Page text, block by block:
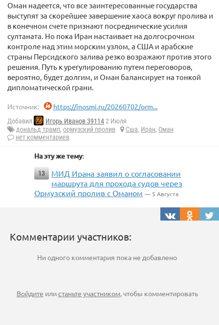
Оман надеется, что все заинтересованные государства
выступят за скорейшее завершение хаоса вокруг пролива и
в конечном счете признают посреднические усилия
султаната. Но пока Иран настаивает на долгосрочном
контроле над этим морским узлом, а США и арабские
страны Персидского залива резко возражают против этого
решения. Путь к урегулированию путем переговоров,
вероятно, будет долгим, и Оман балансирует на тонкой
дипломатической грани.
Источник: https://inosmi.ru/20260702/orm...
Добавил Игорь Иванов 391142 Июля
дональд трамп, ормузский пролив Сша, Иран, Оман
нет комментариев
На эту же тему:
13
МИД Ирана заявил о согласовании
маршрута для прохода судов через
Ормузский пролив с Оманом — 5 Августа
Комментарии участников:
Ни одного комментария пока не добавлено
Войдите илистаньте участником, чтобы комментировать